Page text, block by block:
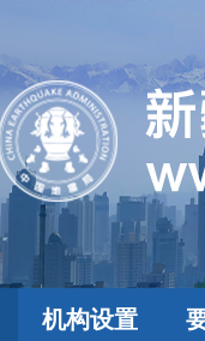
机构设置